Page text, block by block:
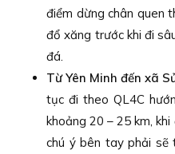
điểm dừng chân quen
đổ xăng trước khi đi
đá.
Từ Yên Minh đến xã
tục đi theo QL4C
khoảng 20 – 25 km,
chú ý bên tay phải sẽ